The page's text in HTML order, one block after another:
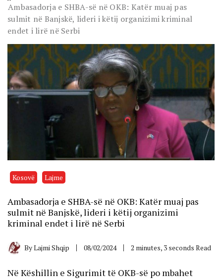
Ambasadorja e SHBA-së në OKB: Katër muaj pas
sulmit në Banjskë, lideri i këtij organizimi kriminal
endet i lirë në Serbi
Kosovë Lajme
Ambasadorja e SHBA-së në OKB: Katër muaj pas
sulmit në Banjskë, lideri i këtij organizimi
kriminal endet i lirë në Serbi
ByLajmi Shqip 08/02/2024 2 minutes, 3 seconds Read
Në Këshillin e Sigurimit të OKB-së po mbahet